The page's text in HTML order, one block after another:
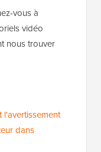
vous à
vidéo
nous trouver
l'avertissement
dans